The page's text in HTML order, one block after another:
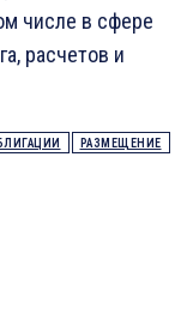
числе в сфере
расчетов и
РАЗМЕЩЕНИЕ